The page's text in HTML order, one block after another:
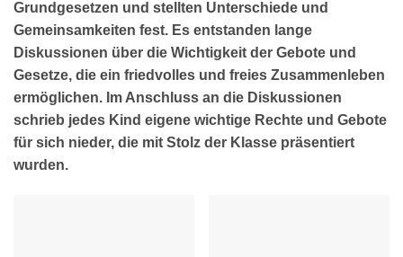
Grundgesetzen und stellten Unterschiede und
Gemeinsamkeiten fest. Es entstanden lange
Diskussionen über die Wichtigkeit der Gebote und
Gesetze, die ein friedvolles und freies Zusammenleben
ermöglichen. Im Anschluss an die Diskussionen
schrieb jedes Kind eigene wichtige Rechte und Gebote
für sich nieder, die mit Stolz der Klasse präsentiert
wurden.